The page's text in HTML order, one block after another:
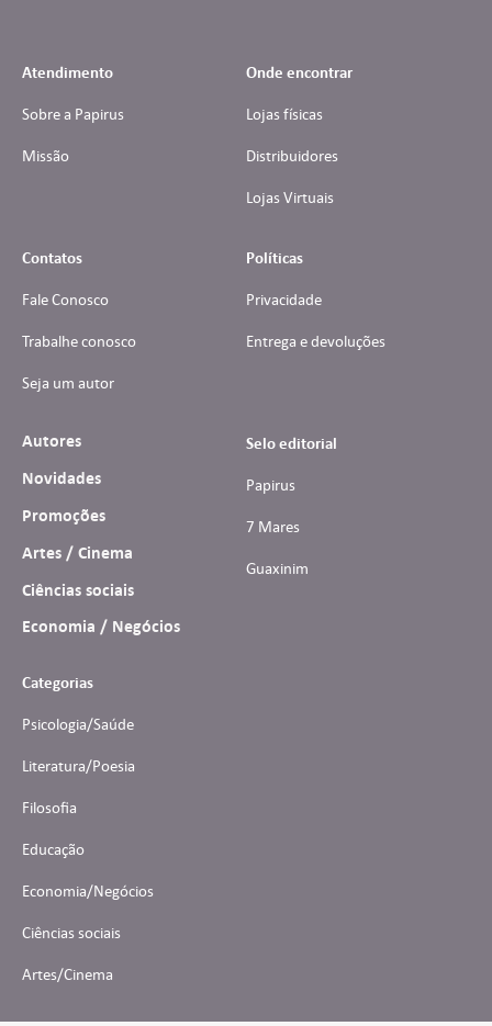
Atendimento
Sobre a Papirus
Missão
Onde encontrar
Lojas físicas
Distribuidores
Lojas Virtuais
Contatos
Fale Conosco
Trabalhe conosco
Seja um autor
Políticas
Privacidade
Entrega e devoluções
Autores
Novidades
Promoções
Artes / Cinema
Ciências sociais
Economia / Negócios
Selo editorial
Papirus
7 Mares
Guaxinim
Categorias
Psicologia/Saúde
Literatura/Poesia
Filosofia
Educação
Economia/Negócios
Ciências sociais
Artes/Cinema